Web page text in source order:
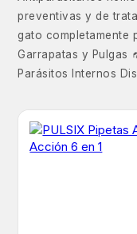
preventivas y de
gato completamente
Garrapatas y Pulgas
Parásitos Internos